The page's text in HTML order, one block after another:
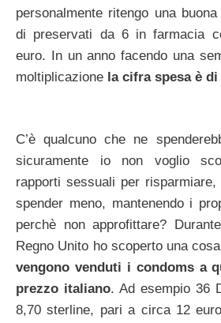
personalmente ritengo una
di preservati da 6 in farmacia
euro. In un anno facendo una
moltiplicazione la cifra spesa è di
C’è qualcuno che ne
sicuramente io non voglio
rapporti sessuali per
spender meno, mantenendo i
perchè non approfittare?
Regno Unito ho scoperto una
vengono venduti i condoms a
prezzo italiano. Ad esempio 36
8,70 sterline, pari a circa 12